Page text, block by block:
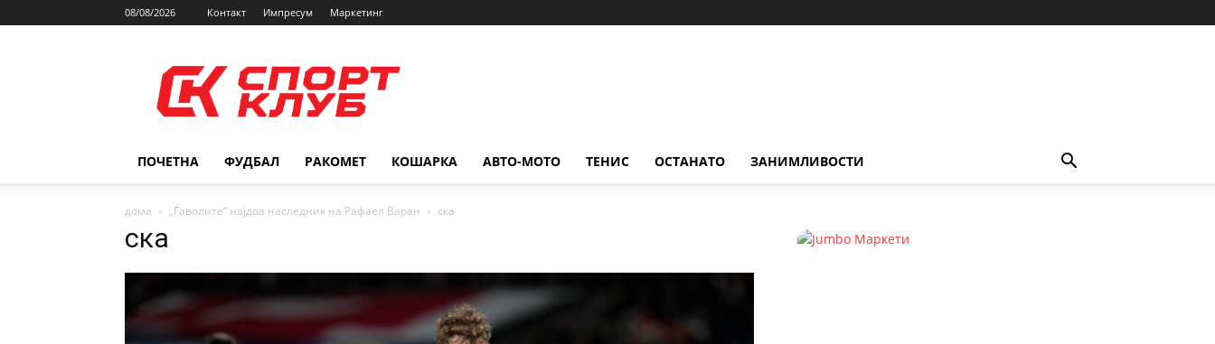
08/08/2026 Контакт Импресум Маркетинг
ПОЧЕТНА ФУДБАЛ РАКОМЕТ КОШАРКА АВТО-МОТО ТЕНИС ОСТАНАТО ЗАНИМЛИВОСТИ
дома „Ѓаволите“ најдоа наследник на Рафаел Варан ска
ска